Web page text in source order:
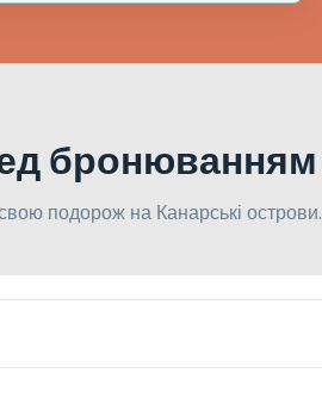
бронюванням
подорож на Канарські острови.